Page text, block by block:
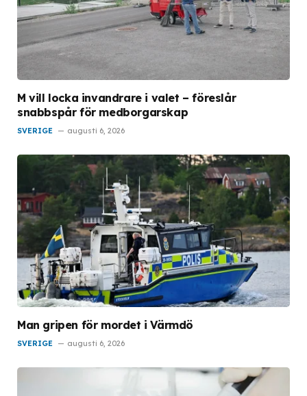
M vill locka invandrare i valet – föreslår
snabbspår för medborgarskap
SVERIGE augusti 6, 2026
Man gripen för mordet i Värmdö
SVERIGE augusti 6, 2026